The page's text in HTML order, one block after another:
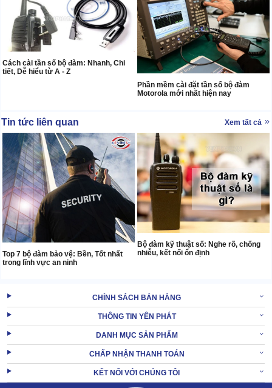
Cách cài tần số bộ đàm: Nhanh, Chi
tiết, Dễ hiểu từ A - Z
Phần mềm cài đặt tần số bộ đàm
Motorola mới nhất hiện nay
Tin tức liên quan Xem tất cả
Top 7 bộ đàm bảo vệ: Bền, Tốt nhất
trong lĩnh vực an ninh
Bộ đàm kỹ thuật số: Nghe rõ, chống
nhiễu, kết nối ổn định
CHÍNH SÁCH BÁN HÀNG
THÔNG TIN YÊN PHÁT
DANH MỤC SẢN PHẨM
CHẤP NHẬN THANH TOÁN
KẾT NỐI VỚI CHÚNG TÔI